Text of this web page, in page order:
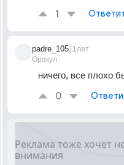
1
padre_105
Оракул
11лет
ничего, все плохо
0